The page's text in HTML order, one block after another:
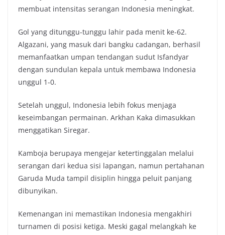
membuat intensitas serangan Indonesia meningkat.
Gol yang ditunggu-tunggu lahir pada menit ke-62.
Algazani, yang masuk dari bangku cadangan, berhasil
memanfaatkan umpan tendangan sudut Isfandyar
dengan sundulan kepala untuk membawa Indonesia
unggul 1-0.
Setelah unggul, Indonesia lebih fokus menjaga
keseimbangan permainan. Arkhan Kaka dimasukkan
menggatikan Siregar.
Kamboja berupaya mengejar ketertinggalan melalui
serangan dari kedua sisi lapangan, namun pertahanan
Garuda Muda tampil disiplin hingga peluit panjang
dibunyikan.
Kemenangan ini memastikan Indonesia mengakhiri
turnamen di posisi ketiga. Meski gagal melangkah ke